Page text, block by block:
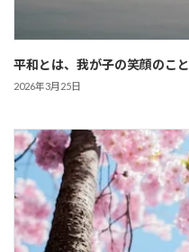
平和とは、我が子の笑顔のこと
2026年3月25日